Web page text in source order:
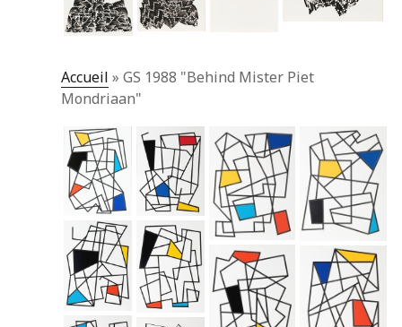
Accueil »GS 1988 "Behind Mister Piet
Mondriaan"